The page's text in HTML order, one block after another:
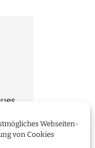
Webseiten-
von Cookies